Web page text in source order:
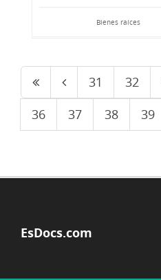
Bienes raíces
31 32
36
37 38 39
EsDocs.com